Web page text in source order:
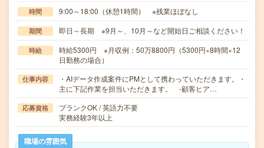
時間 9:00～18:00（休憩1時間） ※残業ほぼなし
期間 即日～長期 ※9月～、10月～など開始日ご相談ください！
時給
時給5300円 ※月収例：50万8800円（5300円×8時間×12
日勤務の場合）
仕事内容
・AIデータ作成案件にPMとして携わっていただきます。・
主に下記作業を担当いただきます。 -顧客ヒア…
応募資格
ブランクOK / 英語力不要
実務経験3年以上
職場の雰囲気